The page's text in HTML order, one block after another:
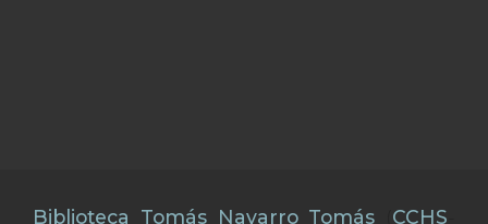
Biblioteca Tomás Navarro Tomás CCHS